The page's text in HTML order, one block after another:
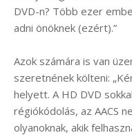
DVD-n? Több ezer
adni önöknek (ezért).”
Azok számára is van
szeretnének költeni:
helyett. A HD DVD
régiókódolás, az AACS
olyanoknak, akik